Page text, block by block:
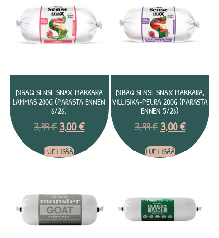
DIBAQ SENSE SNAX MAKKARA
LAMMAS 200G (PARASTA ENNEN
6/26)
3,99€3,00€
LUE LISÄÄ
DIBAQ SENSE SNAX MAKKARA,
VILLISIKA-PEURA 200G (PARASTA
ENNEN 5/26)
3,99€ 3,00€
LUE LISÄÄ